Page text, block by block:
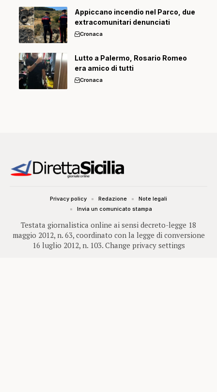
Appiccano incendio nel Parco, due
extracomunitari denunciati
Cronaca
Lutto a Palermo, Rosario Romeo
era amico di tutti
Cronaca
Testata giornalistica online ai sensi decreto-legge 18
maggio 2012, n. 63, coordinato con la legge di conversione
16 luglio 2012, n. 103. Change privacy settings
Privacy policy Redazione
Note legali
Invia un comunicato stampa